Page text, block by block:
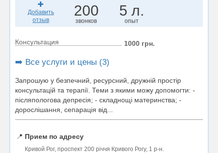
Добавить
отзыв
200
звонков
5 л.
опыт
Консультация 1000 грн.
➡️ Все услуги и цены (3)
Запрошую у безпечний, ресурсний, дружній простір
консультацій та терапії. Теми з якими можу допомогти: -
післяпологова депресія; - складнощі материнства; -
дорослішання, сепарація від...
📍 Прием по адресу
Кривой Рог, проспект 200 річчя Кривого Рогу, 1 р-н.